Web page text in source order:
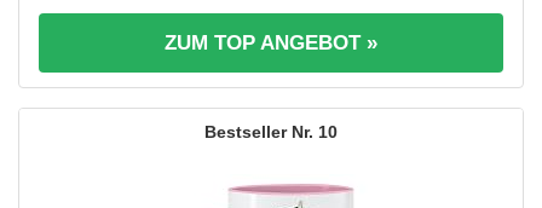
ZUM TOP ANGEBOT »
10